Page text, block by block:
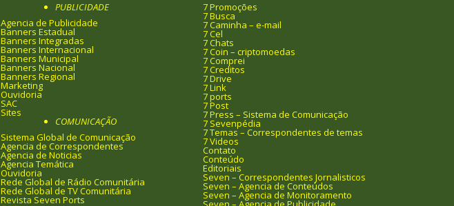
PUBLICIDADE
Agencia de Publicidade
Banners Estadual
Banners Integradas
Banners Internacional
Banners Municipal
Banners Nacional
Banners Regional
Marketing
Ouvidoria
SAC
Sites
COMUNICAÇÃO
Sistema Global de Comunicação
Agencia de Correspondentes
Agencia de Noticias
Agencia Temática
Ouvidoria
Rede Global de Rádio Comunitária
Rede Global de TV Comunitária
Revista Seven Ports
7 Promoções
7 Busca
7 Caminha – e-mail
7 Cel
7 Chats
7 Coin – criptomoedas
7 Comprei
7 Creditos
7 Drive
7 Link
7 ports
7 Post
7 Press – Sistema de Comunicação
7 Sevenpédia
7 Temas – Correspondentes de temas
7 Videos
Contato
Conteúdo
Editoriais
Seven – Correspondentes Jornalisticos
Seven – Agencia de Conteúdos
Seven – Agencia de Monitoramento